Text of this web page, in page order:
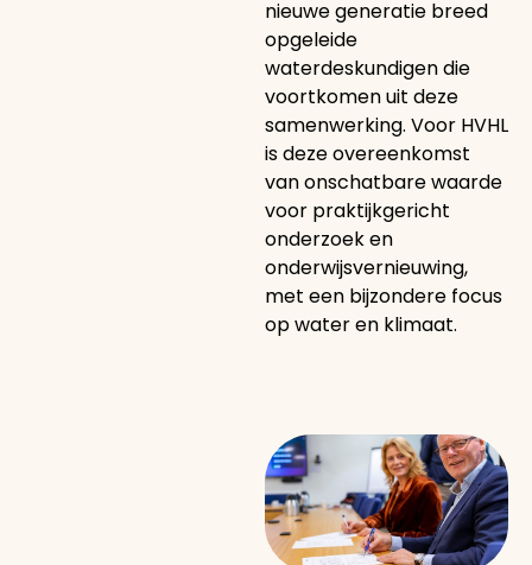
nieuwe generatie breed
opgeleide
waterdeskundigen die
voortkomen uit deze
samenwerking. Voor HVHL
is deze overeenkomst
van onschatbare waarde
voor praktijkgericht
onderzoek en
onderwijsvernieuwing,
met een bijzondere focus
op water en klimaat.